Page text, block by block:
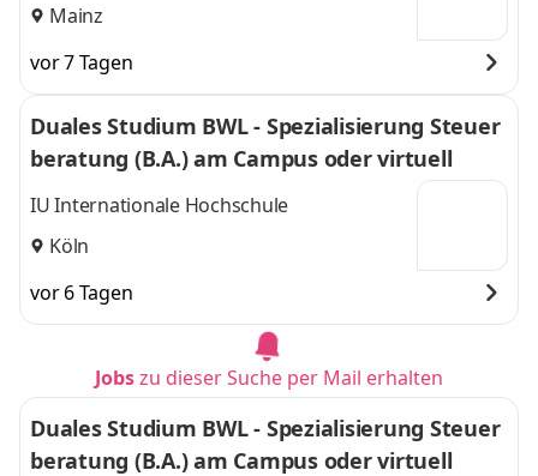
Mainz
vor 7 Tagen
Duales Studium BWL - Spezialisierung Steuer
beratung (B.A.) am Campus oder virtuell
IU Internationale Hochschule
Köln
vor 6 Tagen
Jobszu dieser Suche per Mail erhalten
Duales Studium BWL - Spezialisierung Steuer
beratung (B.A.) am Campus oder virtuell